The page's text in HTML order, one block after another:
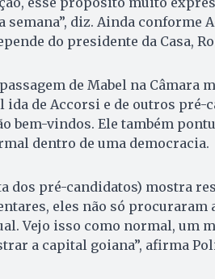
semana”, diz. Ainda conforme
do presidente da Casa,
de Mabel na Câmara
ida de Accorsi e de outros pré-
bem-vindos. Ele também
dentro de uma democracia.
dos pré-candidatos) mostra
eles não só procuraram
Vejo isso como normal, um
a capital goiana”, afirma